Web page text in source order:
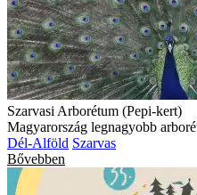
Szarvasi Arborétum (Pepi-kert)
Magyarország legnagyobb
Dél-Alföld Szarvas
Bővebben